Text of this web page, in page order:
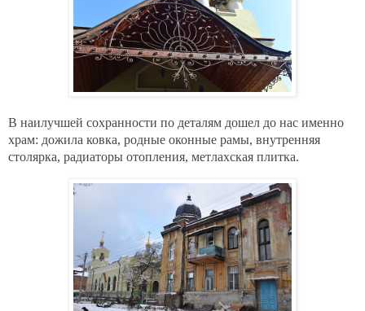
В наилучшей сохранности по деталям дошел до нас именно
храм: дожила ковка, родные оконные рамы, внутренняя
столярка, радиаторы отопления, метлахская плитка.